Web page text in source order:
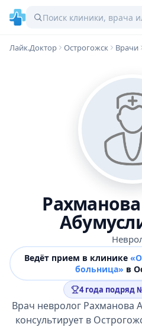
Лайк.Доктор Острогожск Врачи
Ведёт прием в клинике
больница» в
4 года подряд
Врач невролог Рахманова
консультирует в